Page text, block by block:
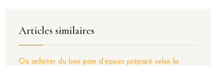
Articles similaires
Où acheter du bon pain d’épices préparé selon la